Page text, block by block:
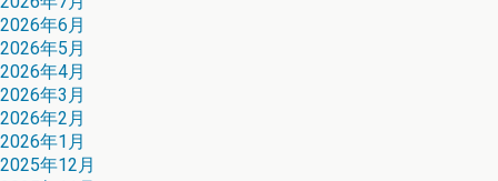
2026年6月
2026年5月
2026年4月
2026年3月
2026年2月
2026年1月
2025年12月